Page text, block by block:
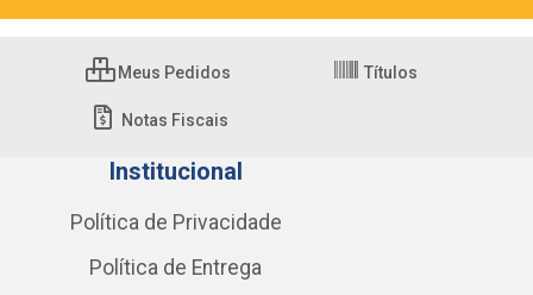
Meus Pedidos Títulos
Notas Fiscais
Institucional
Política de Privacidade
Política de Entrega